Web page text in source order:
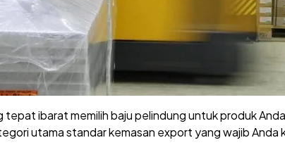
ibarat memilih baju pelindung untuk produk
utama standar kemasan export yang wajib Anda